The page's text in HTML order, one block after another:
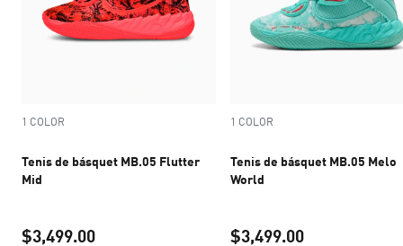
1 COLOR
Tenis de básquet MB.05 Flutter
Mid
$3,499.00
1 COLOR
Tenis de básquet MB.05 Melo
World
$3,499.00